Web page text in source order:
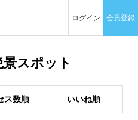
ログイン 会員登録
スポット
ス数順 いいね順